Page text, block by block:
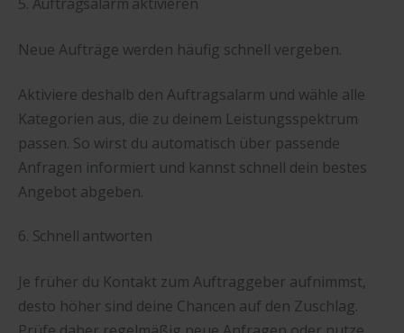
Neue Aufträge werden häufig schnell vergeben.
Aktiviere deshalb den Auftragsalarm und wähle alle
Kategorien aus, die zu deinem Leistungsspektrum
passen. So wirst du automatisch über passende
Anfragen informiert und kannst schnell dein bestes
Angebot abgeben.
6. Schnell antworten
Je früher du Kontakt zum Auftraggeber aufnimmst,
desto höher sind deine Chancen auf den Zuschlag.